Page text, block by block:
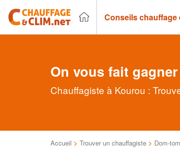
Conseils chauffage
On vous fait
Chauffagiste à Kourou :
Accueil > Trouver un chauffagiste > Dom-tom